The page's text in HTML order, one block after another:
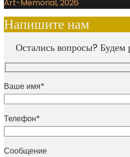
Art-Memorial, 2026
Напишите нам
Остались вопросы?
Ваше имя*
Телефон*
Сообщение